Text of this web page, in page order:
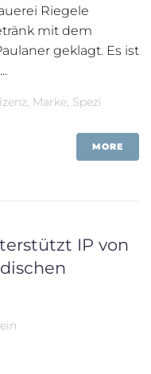
Riegele
mit dem
geklagt. Es ist
, Marke, Spezi
MORE
IP von